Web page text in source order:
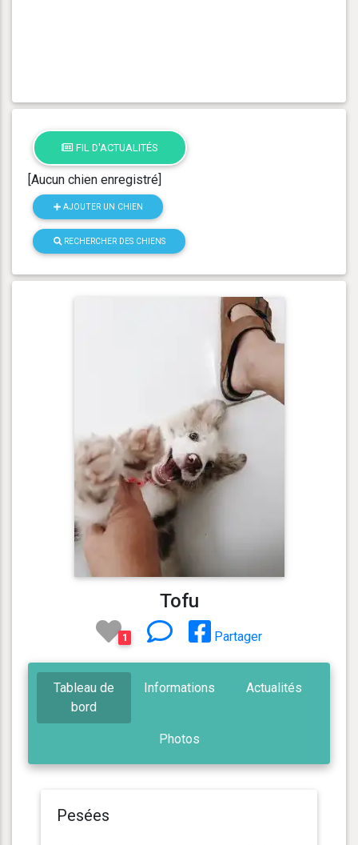
FIL D'ACTUALITÉS
[Aucun chien enregistré]
AJOUTER UN CHIEN
RECHERCHER DES CHIENS
Tofu
1 Partager
Tableau de
bord
Informations Actualités
Photos
Pesées